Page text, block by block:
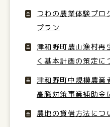
つわの農業体験プ
プラン
津和野町農山漁村再
く基本計画の策定に
津和野町中規模農業
高騰対策事業補助金
農地の貸借方法につ